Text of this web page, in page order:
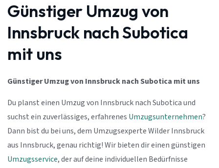
Günstiger Umzug von
Innsbruck nach Subotica
mit uns
Günstiger Umzug von Innsbruck nach Subotica mit uns
Du planst einen Umzug von Innsbruck nach Subotica und
suchst ein zuverlässiges, erfahrenes Umzugsunternehmen?
Dann bist du bei uns, dem Umzugsexperte Wilder Innsbruck
aus Innsbruck, genau richtig! Wir bieten dir einen günstigen
Umzugsservice, der auf deine individuellen Bedürfnisse